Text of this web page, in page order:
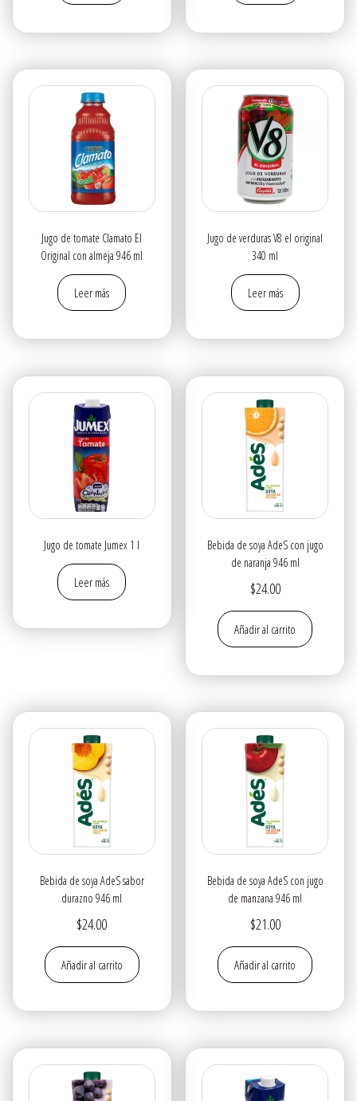
Jugo de tomate Clamato El
Original con almeja 946 ml
Leer más
Jugo de verduras V8 el original
340 ml
Leer más
Jugo de tomate Jumex 1 l
Leer más
Bebida de soya AdeS con jugo
de naranja 946 ml
$24.00
Añadir al carrito
Bebida de soya AdeS sabor
durazno 946 ml
$24.00
Añadir al carrito
Bebida de soya AdeS con jugo
de manzana 946 ml
$21.00
Añadir al carrito